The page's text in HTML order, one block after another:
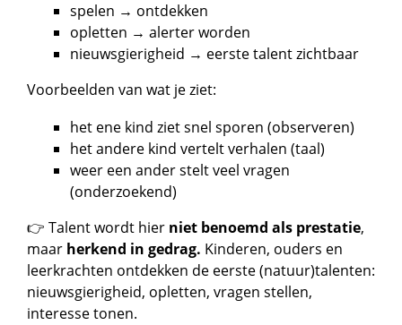
spelen → ontdekken
opletten → alerter worden
nieuwsgierigheid → eerste talent zichtbaar
Voorbeelden van wat je ziet:
het ene kind ziet snel sporen (observeren)
het andere kind vertelt verhalen (taal)
weer een ander stelt veel vragen
(onderzoekend)
👉 Talent wordt hier niet benoemd als prestatie,
maar herkend in gedrag. Kinderen, ouders en
leerkrachten ontdekken de eerste (natuur)talenten:
nieuwsgierigheid, opletten, vragen stellen,
interesse tonen.